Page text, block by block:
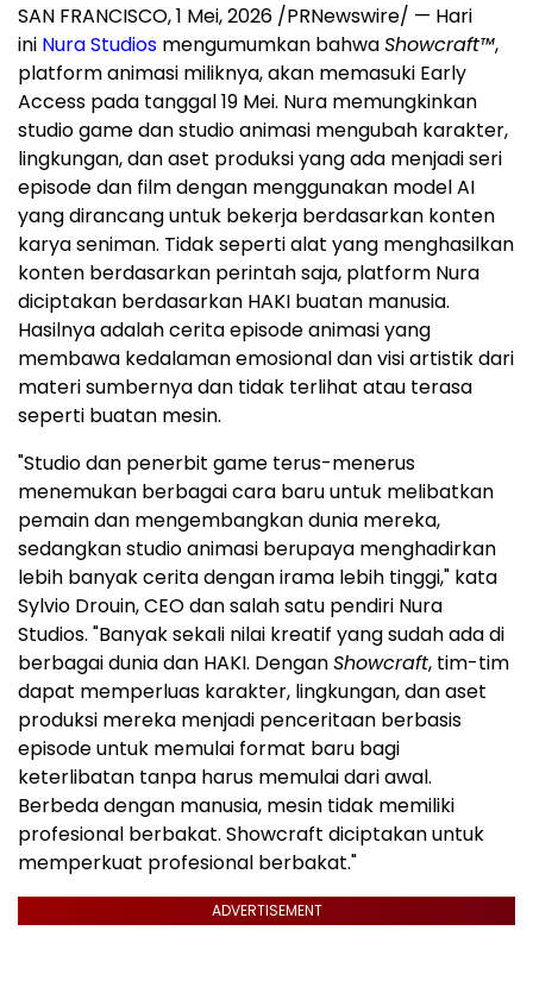
SAN FRANCISCO,1 Mei, 2026 /PRNewswire/ — Hari
ini Nura Studios mengumumkan bahwaShowcraft™,
platform animasi miliknya, akan memasuki Early
Access pada tanggal 19 Mei. Nura memungkinkan
studio game dan studio animasi mengubah karakter,
lingkungan, dan aset produksi yang ada menjadi seri
episode dan film dengan menggunakan model AI
yang dirancang untuk bekerja berdasarkan konten
karya seniman. Tidak seperti alat yang menghasilkan
konten berdasarkan perintah saja, platform Nura
diciptakan berdasarkan HAKI buatan manusia.
Hasilnya adalah cerita episode animasi yang
membawa kedalaman emosional dan visi artistik dari
materi sumbernya dan tidak terlihat atau terasa
seperti buatan mesin.
"Studio dan penerbit game terus-menerus
menemukan berbagai cara baru untuk melibatkan
pemain dan mengembangkan dunia mereka,
sedangkan studio animasi berupaya menghadirkan
lebih banyak cerita dengan irama lebih tinggi," kata
Sylvio Drouin, CEO dan salah satu pendiri Nura
Studios. "Banyak sekali nilai kreatif yang sudah ada di
berbagai dunia dan HAKI. DenganShowcraft, tim-tim
dapat memperluas karakter, lingkungan, dan aset
produksi mereka menjadi penceritaan berbasis
episode untuk memulai format baru bagi
keterlibatan tanpa harus memulai dari awal.
Berbeda dengan manusia, mesin tidak memiliki
profesional berbakat. Showcraft diciptakan untuk
memperkuat profesional berbakat."
ADVERTISEMENT